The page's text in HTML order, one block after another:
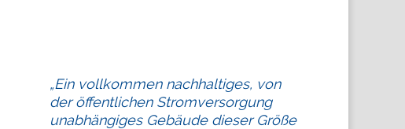
„Ein vollkommen nachhaltiges, von
der öffentlichen Stromversorgung
unabhängiges Gebäude dieser Größe